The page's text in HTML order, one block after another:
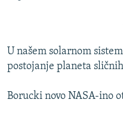
U našem solarnom
postojanje planeta
Borucki novo NASA-ino